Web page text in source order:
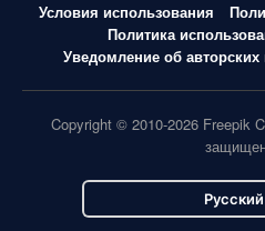
Условия использования
Политика
Уведомление об авторских
Copyright © 2010-2026 Freepik
Pусский